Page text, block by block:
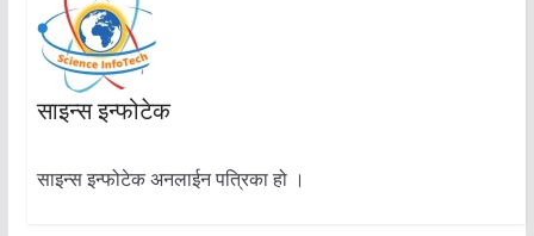
साइन्स इन्फोटेक
साइन्स इन्फोटेक अनलाईन पत्रिका हो ।